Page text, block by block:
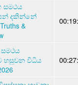
සමථය
දකින්නේ
&
සමථය
හසුවන විධිය